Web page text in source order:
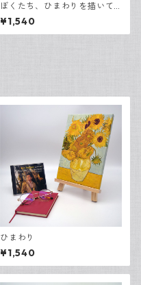
ぼくたち、ひまわりを描いて
います
¥1,540
ひまわり
¥1,540